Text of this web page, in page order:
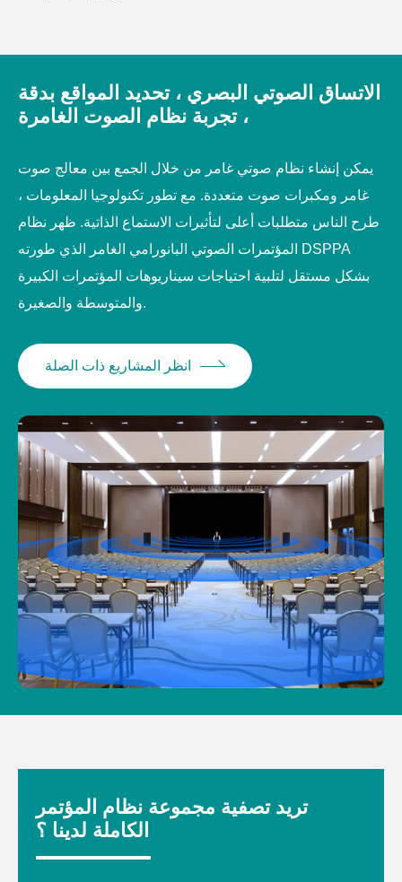
الحفلات الموسيقية.
الاتساق الصوتي البصري ، تحديد المواقع بدقة
، تجربة نظام الصوت الغامرة
يمكن إنشاء نظام صوتي غامر من خلال الجمع بين معالج صوت
غامر ومكبرات صوت متعددة. مع تطور تكنولوجيا المعلومات ،
طرح الناس متطلبات أعلى لتأثيرات الاستماع الذاتية. ظهر نظام
المؤتمرات الصوتي البانورامي الغامر الذي طورته DSPPA
بشكل مستقل لتلبية احتياجات سيناريوهات المؤتمرات الكبيرة
والمتوسطة والصغيرة.
انظر المشاريع ذات الصلة
تريد تصفية مجموعة نظام المؤتمر
الكاملة لدينا ؟